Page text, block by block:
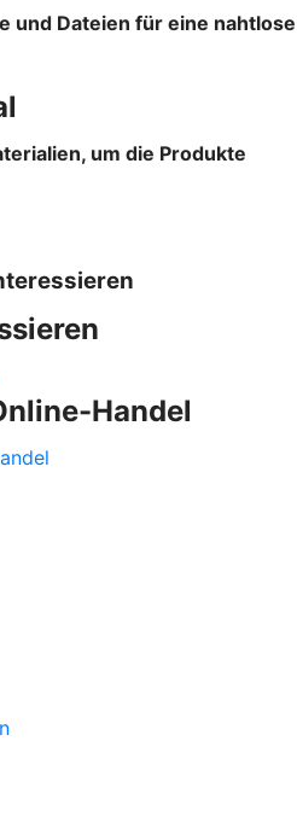
und Dateien für eine nahtlose
um die Produkte
Handel